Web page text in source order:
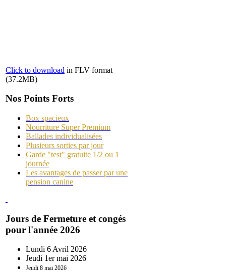
Click to download in FLV format
(37.2MB)
Nos Points Forts
Box spacieux
Nourriture Super Premium
Ballades individualisées
Plusieurs sorties par jour
Garde "test" gratuite 1/2 ou 1
journée
Les avantages de passer par une
pension canine
Jours de Fermeture et congés
pour l'année 2026
Lundi 6 Avril 2026
Jeudi 1er mai 2026
Jeudi 8 mai 2026